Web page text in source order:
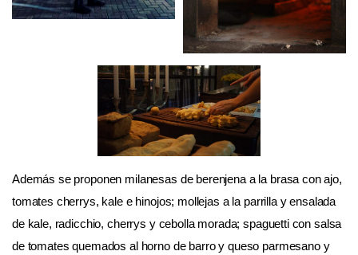
Además se proponen milanesas de berenjena a la brasa con ajo,
tomates cherrys, kale e hinojos; mollejas a la parrilla y ensalada
de kale, radicchio, cherrys y cebolla morada; spaguetti con salsa
de tomates quemados al horno de barro y queso parmesano y